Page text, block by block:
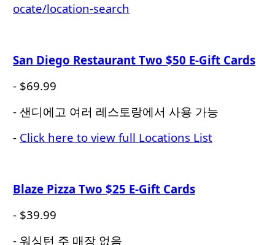
ocate/location-search
San Diego Restaurant Two $50 E-Gift Cards
- $69.99
- 샌디에고 여러 레스토랑에서 사용 가능
- Click here to view full Locations List
Blaze Pizza Two $25 E-Gift Cards
- $39.99
- 워싱턴 주 매장 없음